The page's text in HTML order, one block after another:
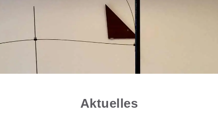
Aktuelles